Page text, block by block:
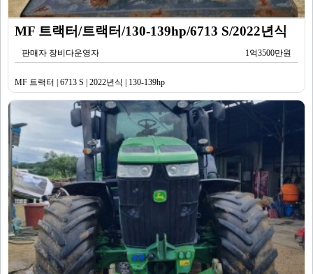
MF 트랙터/트랙터/130-139hp/6713 S/2022년식
판매자 장비다운영자 1억3500만원
MF 트랙터 | 6713 S | 2022년식 | 130-139hp